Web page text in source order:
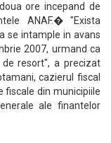
ore incepand de
ANAF.� "Exista
se intample in avans
2007, urmand ca
resort", a precizat
cazierul fiscal
fiscale din municipiile
ale finantelor